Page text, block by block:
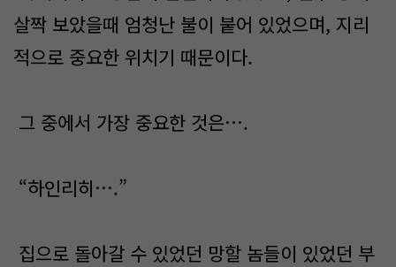
살짝 보았을때 엄청난 불이 붙어 있었으며, 지리
적으로 중요한 위치기 때문이다.
그 중에서 가장 중요한 것은….
“하인리히….”
집으로 돌아갈 수 있었던 망할 놈들이 있었던 부